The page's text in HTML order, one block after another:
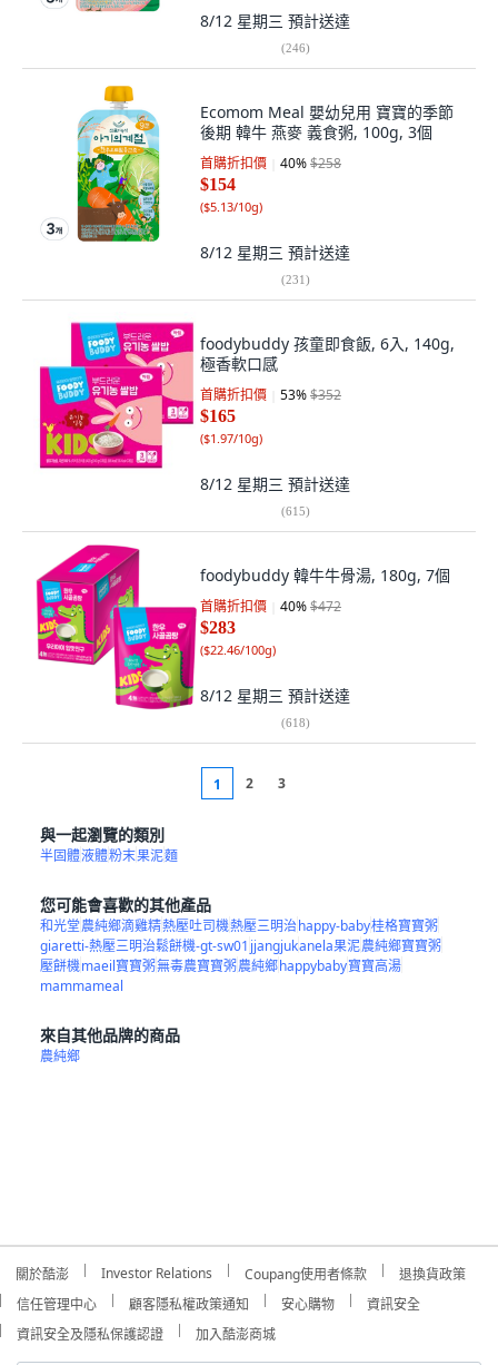
8/12 星期三 預計送達
(246)
Ecomom Meal 嬰幼兒用 寶寶的季節
後期 韓牛 燕麥 義食粥, 100g, 3個
首購折扣價 40%$258
$154
($5.13/10g)
8/12 星期三 預計送達
(231)
foodybuddy 孩童即食飯, 6入, 140g,
極香軟口感
首購折扣價 53%$352
$165
($1.97/10g)
8/12 星期三 預計送達
(615)
foodybuddy 韓牛牛骨湯, 180g, 7個
首購折扣價 40%$472
$283
($22.46/100g)
8/12 星期三 預計送達
(618)
1 2 3
與一起瀏覽的類別
半固體液體粉末果泥麵
您可能會喜歡的其他產品
和光堂農純鄉滴雞精熱壓吐司機熱壓三明治happy-baby桂格寶寶粥
giaretti-熱壓三明治鬆餅機-gt-sw01 jjangjukanela果泥農純鄉寶寶粥
壓餅機maeil寶寶粥無毒農寶寶粥農純鄉happybaby寶寶高湯
mammameal
來自其他品牌的商品
農純鄉
關於酷澎 Investor Relations Coupang使用者條款
退換貨政策
信任管理中心
顧客隱私權政策通知 安心購物
資訊安全
資訊安全及隱私保護認證
加入酷澎商城